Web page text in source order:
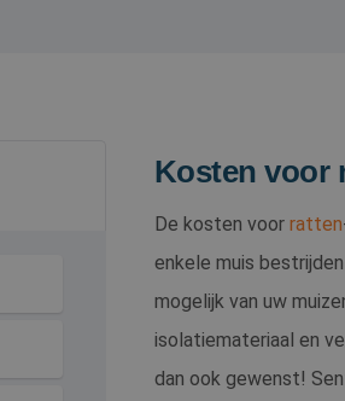
Kosten voor
De kosten voor ratten
enkele muis
mogelijk van uw
isolatiemateriaal en
dan ook gewenst!